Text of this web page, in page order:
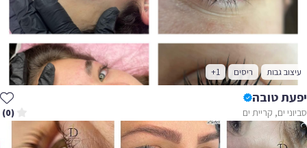
עיצוב גבות ריסים +1
יפעת טובה
סביוני ים, קריית ים (0)